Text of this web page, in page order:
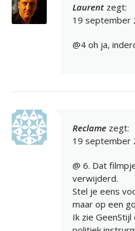
Laurent zegt:
19 september
@4 oh ja,
Reclame zegt:
19 september
@ 6. Dat
verwijderd.
Stel je eens
maar op een
Ik zie